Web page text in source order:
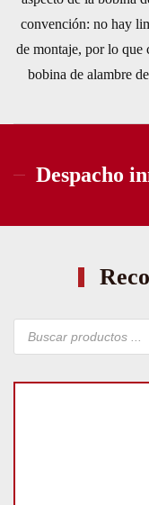
convención: no hay
de montaje, por lo que
bobina de alambre
Despacho
Búsqueda
productos